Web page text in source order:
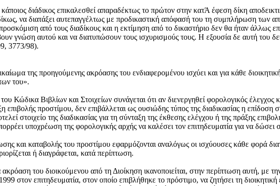
διάδικος επικαλεσθεί απαραδέκτως το πρώτον στην κατΆ έφεση δίκη
να διατάξει αυτεπαγγέλτως με προδικαστική απόφασή του τη συμπλήρωση των
από τους διαδίκους και η εκτίμηση από το δικαστήριο δεν θα ήταν άλλως
γνώση αυτού και να διατυπώσουν τους ισχυρισμούς τους. Η εξουσία δε αυτή του
3773/98).
της προηγούμενης ακρόασης του ενδιαφερομένου ισχύει και για κάθε
του».
Κώδικα Βιβλίων και Στοιχείων συνάγεται ότι αν διενεργηθεί φορολογικός έλεγχος
προστίμου, δεν επιβάλλεται ως ουσιώδης τύπος της διαδικασίας η επίδοση
στοιχείο της διαδικασίας για τη σύνταξη της έκθεσης ελέγχου ή της πράξης
υποχρέωση της φορολογικής αρχής να καλέσει τον επιτηδευματία για να δώσει
και καταβολής του προστίμου εφαρμόζονται αναλόγως οι ισχύουσες κάθε φορά
ή διαγράφεται, κατά περίπτωση.
του διοικούμενου από τη Διοίκηση ικανοποιείται, στην περίπτωση αυτή, με
στον επιτηδευματία, στον οποίο επιβλήθηκε το πρόστιμο, να ζητήσει τη διοικητική